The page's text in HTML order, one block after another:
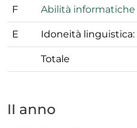
F Abilità informatiche
E Idoneità linguistica:
Totale
II anno